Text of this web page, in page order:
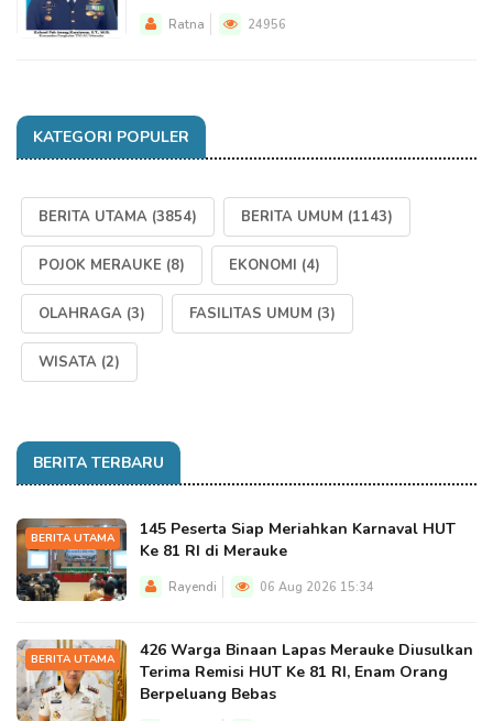
Ratna 24956
KATEGORI POPULER
BERITA UTAMA (3854) BERITA UMUM (1143)
POJOK MERAUKE (8) EKONOMI (4)
OLAHRAGA (3) FASILITAS UMUM (3)
WISATA (2)
BERITA TERBARU
BERITA UTAMA
145 Peserta Siap Meriahkan Karnaval HUT
Ke 81 RI di Merauke
Rayendi 06 Aug 2026 15:34
BERITA UTAMA
426 Warga Binaan Lapas Merauke Diusulkan
Terima Remisi HUT Ke 81 RI, Enam Orang
Berpeluang Bebas